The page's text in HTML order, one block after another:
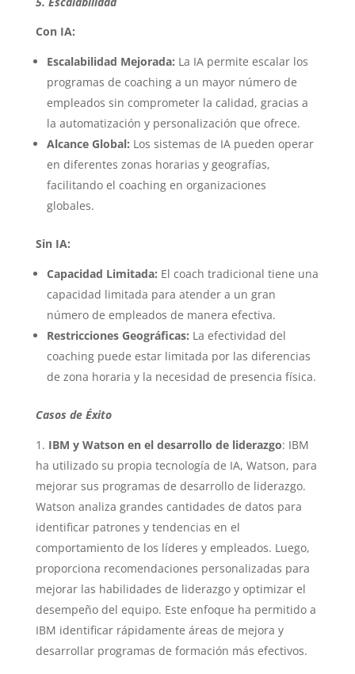
Con IA:
Escalabilidad Mejorada: La IA permite escalar los
programas de coaching a un mayor número de
empleados sin comprometer la calidad, gracias a
la automatización y personalización que ofrece.
Alcance Global: Los sistemas de IA pueden operar
en diferentes zonas horarias y geografías,
facilitando el coaching en organizaciones
globales.
Sin IA:
Capacidad Limitada: El coach tradicional tiene una
capacidad limitada para atender a un gran
número de empleados de manera efectiva.
Restricciones Geográficas: La efectividad del
coaching puede estar limitada por las diferencias
de zona horaria y la necesidad de presencia física.
Casos de Éxito
IBM y Watson en el desarrollo de liderazgo: IBM
ha utilizado su propia tecnología de IA, Watson, para
mejorar sus programas de desarrollo de liderazgo.
Watson analiza grandes cantidades de datos para
identificar patrones y tendencias en el
comportamiento de los líderes y empleados. Luego,
proporciona recomendaciones personalizadas para
mejorar las habilidades de liderazgo y optimizar el
desempeño del equipo. Este enfoque ha permitido a
IBM identificar rápidamente áreas de mejora y
desarrollar programas de formación más efectivos.